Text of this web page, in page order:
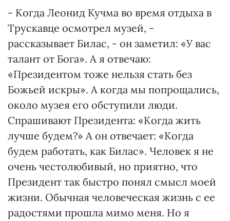
- Когда Леонид Кучма во время отдыха в
Трускавце осмотрел музей, -
рассказывает Билас, - он заметил: «У вас
талант от Бога». А я отвечаю:
«Президентом тоже нельзя стать без
Божьей искры». А когда мы попрощались,
около музея его обступили люди.
Спрашивают Президента: «Когда жить
лучше будем?» А он отвечает: «Когда
будем работать, как Билас». Человек я не
очень честолюбивый, но приятно, что
Президент так быстро понял смысл моей
жизни. Обычная человеческая жизнь с ее
радостями прошла мимо меня. Но я